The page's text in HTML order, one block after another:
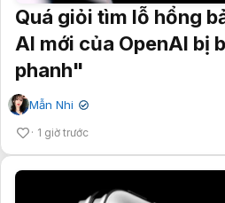
Quá giỏi tìm lỗ hổng
AI mới của OpenAI bị
phanh"
Mẫn Nhi ✔
1 giờ trước